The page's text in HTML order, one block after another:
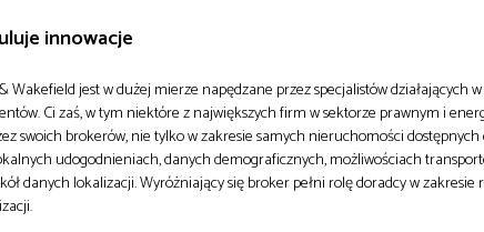
innowacje
jest w dużej mierze napędzane przez specjalistów działających
Ci zaś, w tym niektóre z największych firm w sektorze prawnym i
swoich brokerów, nie tylko w zakresie samych nieruchomości dostępnych
udogodnieniach, danych demograficznych, możliwościach
danych lokalizacji. Wyróżniający się broker pełni rolę doradcy w zakresie